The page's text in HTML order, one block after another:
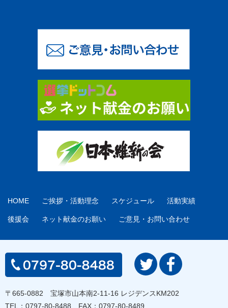
HOME ご挨拶・活動理念 スケジュール 活動実績
後援会 ネット献金のお願い ご意見・お問い合わせ
〒665-0882 宝塚市山本南2-11-16 レジデンスKM202
TEL： 0797-80-8488 FAX：0797-80-8489